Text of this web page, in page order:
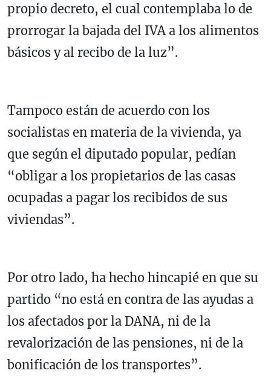
propio decreto, el cual contemplaba lo de
prorrogar la bajada del IVA a los alimentos
básicos y al recibo de la luz”.
Tampoco están de acuerdo con los
socialistas en materia de la vivienda, ya
que según el diputado popular, pedían
“obligar a los propietarios de las casas
ocupadas a pagar los recibidos de sus
viviendas”.
Por otro lado, ha hecho hincapié en que su
partido “no está en contra de las ayudas a
los afectados por la DANA, ni de la
revalorización de las pensiones, ni de la
bonificación de los transportes”.